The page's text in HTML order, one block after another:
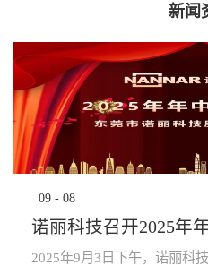
运算，并对运行数据进行存
TCMS网络监控终端。 系统
功能： · 导向轮胎压值及温度
的实时监测，并对异常状态报
警；· 稳定轮胎压值及温度的
实时监测，并对异常状态报
警；· 走行轮胎压值及温度的
实时监测，并对异常状态报
分析校验，提前预知轮胎异常
状态进行预防性报警提
示。 产品优势： · 采用进口定
制的专业级精密胎压监测芯
系统除了对弓网各种状态检测
外，还将自动记录每次被检测
的弓网状态异常时的图像及数
据。通过视觉分析技术，对受
电弓在行车时的状态监控，使
列车员能够及时了解车辆受电
弓故障，保证列车安全运
行。 分系统： 1、车载数据采
摄像机、光源、电源、工控
机、3G无线网络设备等。2、
公共网络· 通过公共网络进行
数据传输。· 网络可以采用
新闻
09 - 08
诺丽科技召开2025年
2025年9月3日下午，诺丽科